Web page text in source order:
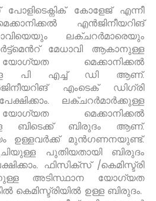
കോളേജ് എന്നീ
എൻജിനീയറിങ്
ലക്ചറർമാരെയും
മേധാവി ആകാനുള്ള
മെക്കാനിക്കൽ
പി എച്ച് ഡി ആണ്.
എംടെക് ഡിഗ്രി
ലക്ചറർമാർക്കുള്ള
മെക്കാനിക്കൽ
ബിടെക്ക് ബിരുദം ആണ്.
ഉള്ളവർക്ക് മുൻഗണനയുണ്ട്.
പുതിയതായി ബിരുദം
ഫിസിക്സ് /കെമിസ്ട്രി
അടിസ്ഥാന യോഗ്യത
കെമിസ്ട്രിയിൽ ഉള്ള ബിരുദം.